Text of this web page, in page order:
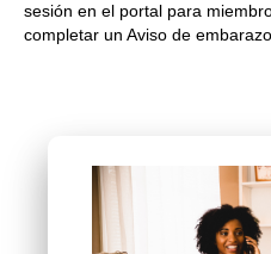
sesión en el portal para
completar un Aviso de embarazo.
Carousel
A carousel is a rotating